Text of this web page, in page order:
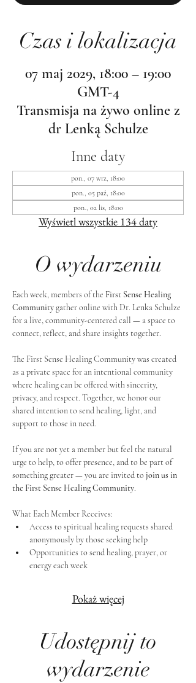
Czas i lokalizacja
07 maj 2029, 18:00 – 19:00
GMT-4
Transmisja na żywo online z
dr Lenką Schulze
Inne daty
pon., 07 wrz, 18:00
pon., 05 paź, 18:00
pon., 02 lis, 18:00
Wyświetl wszystkie 134 daty
O wydarzeniu
Each week, members of the First Sense Healing
Community gather online with Dr. Lenka Schulze
for a live, community-centered call — a space to
connect, reflect, and share insights together.
The First Sense Healing Community was created
as a private space for an intentional community
where healing can be offered with sincerity,
privacy, and respect. Together, we honor our
shared intention to send healing, light, and
support to those in need.
If you are not yet a member but feel the natural
urge to help, to offer presence, and to be part of
something greater — you are invited to join us in
the First Sense Healing Community.
What Each Member Receives:
Access to spiritual healing requests shared
anonymously by those seeking help
Opportunities to send healing, prayer, or
energy each week
Pokaż więcej
Udostępnij to
wydarzenie